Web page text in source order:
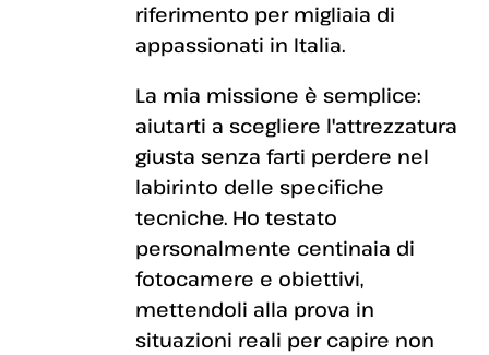
riferimento per migliaia di
appassionati in Italia.
La mia missione è semplice:
aiutarti a scegliere l'attrezzatura
giusta senza farti perdere nel
labirinto delle specifiche
tecniche. Ho testato
personalmente centinaia di
fotocamere e obiettivi,
mettendoli alla prova in
situazioni reali per capire non